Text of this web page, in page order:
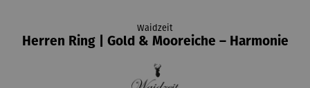
Waidzeit
Herren Ring | Gold & Mooreiche – Harmonie